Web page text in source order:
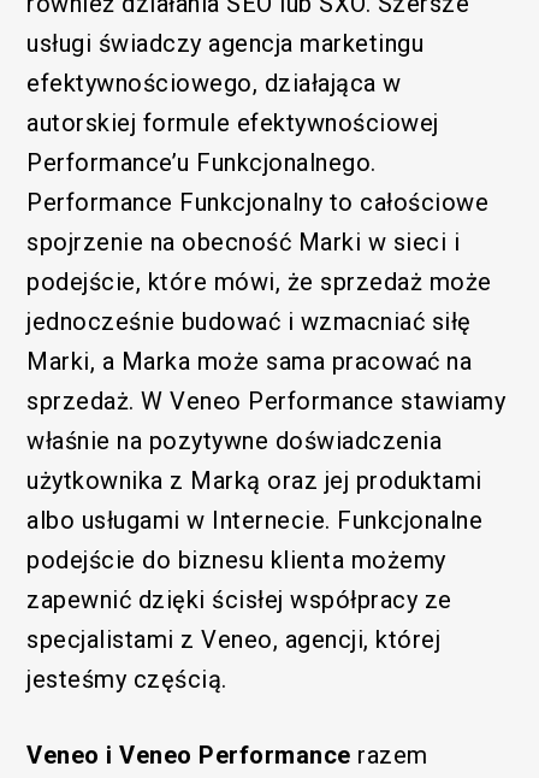
usługi świadczy agencja marketingu
efektywnościowego, działająca w
autorskiej formule efektywnościowej
Performance’u Funkcjonalnego.
Performance Funkcjonalny to całościowe
spojrzenie na obecność Marki w sieci i
podejście, które mówi, że sprzedaż może
jednocześnie budować i wzmacniać siłę
Marki, a Marka może sama pracować na
sprzedaż. W Veneo Performance stawiamy
właśnie na pozytywne doświadczenia
użytkownika z Marką oraz jej produktami
albo usługami w Internecie. Funkcjonalne
podejście do biznesu klienta możemy
zapewnić dzięki ścisłej współpracy ze
specjalistami z Veneo, agencji, której
jesteśmy częścią.
Veneo i Veneo Performance razem